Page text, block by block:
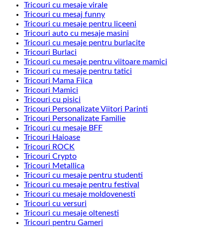
Tricouri cu mesaje virale
Tricouri cu mesaj funny
Tricouri cu mesaje pentru liceeni
Tricouri auto cu mesaje masini
Tricouri cu mesaje pentru burlacite
Tricouri Burlaci
Tricouri cu mesaje pentru viitoare mamici
Tricouri cu mesaje pentru tatici
Tricouri Mama Fiica
Tricouri Mamici
Tricouri cu pisici
Tricouri Personalizate Viitori Parinti
Tricouri Personalizate Familie
Tricouri cu mesaje BFF
Tricouri Haioase
Tricouri ROCK
Tricouri Crypto
Tricouri Metallica
Tricouri cu mesaje pentru studenti
Tricouri cu mesaje pentru festival
Tricouri cu mesaje moldovenesti
Tricouri cu versuri
Tricouri cu mesaje oltenesti
Tricouri pentru Gameri